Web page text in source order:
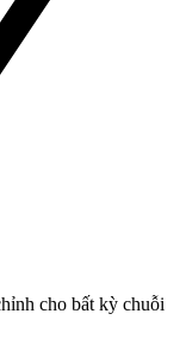
cho bất kỳ chuỗi